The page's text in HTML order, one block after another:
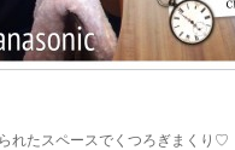
れたスペースでくつろぎまくり♡